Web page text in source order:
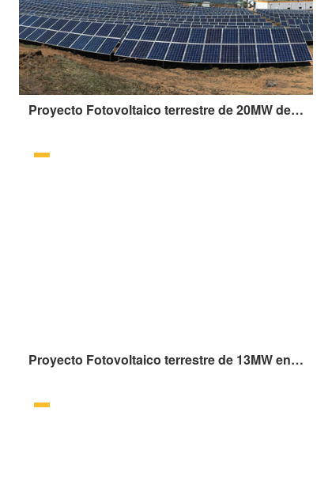
Proyecto Fotovoltaico terrestre de 20MW de Recursos Eléctricos de China en Zhaotong, provincia de Yunnan
Proyecto Fotovoltaico terrestre de 13MW en Laiwu, provincia de Shandong